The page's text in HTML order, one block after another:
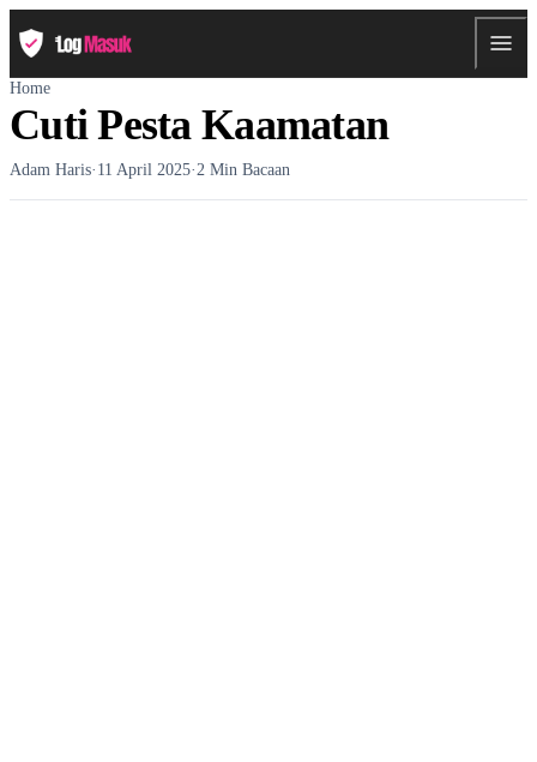
Home
Cuti Pesta Kaamatan
Adam Haris·11 April 2025·2 Min Bacaan